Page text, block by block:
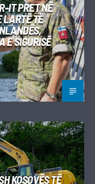
IT PRET NË
LARTË TË
E SIGURISË
KOSOVËS TË